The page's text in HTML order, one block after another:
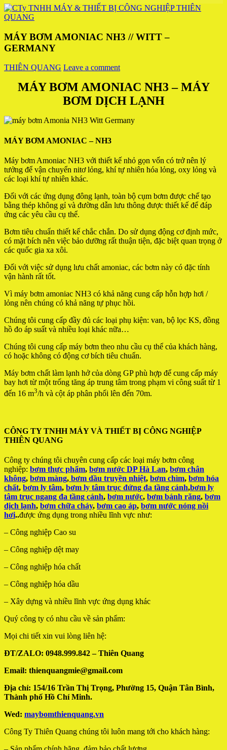
MÁY BƠM AMONIAC NH3 // WITT –
GERMANY
THIÊN QUANG Leave a comment
MÁY BƠM AMONIAC NH3 – MÁY
BƠM DỊCH LẠNH
MÁY BƠM AMONIAC – NH3
Máy bơm Amoniac NH3 với thiết kế nhỏ gọn vốn có trở nên lý
tưởng để vận chuyển nitơ lỏng, khí tự nhiên hóa lỏng, oxy lỏng và
các loại khí tự nhiên khác.
Đối với các ứng dụng đông lạnh, toàn bộ cụm bơm được chế tạo
bằng thép không gỉ và đường dẫn lưu thông được thiết kế để đáp
ứng các yêu cầu cụ thể.
Bơm tiêu chuẩn thiết kế chắc chắn. Do sử dụng động cơ định mức,
có mặt bích nên việc bảo dưỡng rất thuận tiện, đặc biệt quan trọng ở
các quốc gia xa xôi.
Đối với việc sử dụng lưu chất amoniac, các bơm này có đặc tính
vận hành rất tốt.
Vì máy bơm amoniac NH3 có khả năng cung cấp hỗn hợp hơi /
lỏng nên chúng có khả năng tự phục hồi.
Chúng tôi cung cấp đầy đủ các loại phụ kiện: van, bộ lọc KS, đồng
hồ đo áp suất và nhiều loại khác nữa…
Chúng tôi cung cấp máy bơm theo nhu cầu cụ thể của khách hàng,
có hoặc không có động cơ bích tiêu chuẩn.
Máy bơm chất làm lạnh hở của dòng GP phù hợp để cung cấp máy
bay hơi từ một trống tăng áp trung tâm trong phạm vi công suất từ 1
đến 16 m3/h và cột áp phân phối lên đến 70m.
CÔNG TY TNHH MÁY VÀ THIẾT BỊ CÔNG NGHIỆP
THIÊN QUANG
Công ty chúng tôi chuyên cung cấp các loại máy bơm công
nghiệp: bơm thực phẩm, bơm nước DP Hà Lan, bơm chân
không, bơm màng, bơm dầu truyền nhiệt, bơm chìm, bơm hóa
chất, bơm ly tâm, bơm ly tâm trục đứng đa tầng cánh,bơm ly
tâm trục ngang đa tầng cánh, bơm nước, bơm bánh răng, bơm
dịch lạnh, bơm chữa cháy, bơm cao áp, bơm nước nóng nồi
hơi..được ứng dụng trong nhiều lĩnh vực như:
– Công nghiệp Cao su
– Công nghiệp dệt may
– Công nghiệp hóa chất
– Công nghiệp hóa dầu
– Xây dựng và nhiều lĩnh vực ứng dụng khác
Quý công ty có nhu cầu về sản phẩm:
Mọi chi tiết xin vui lòng liên hệ:
ĐT/ZALO: 0948.999.842 – Thiên Quang
Email: thienquangmie@gmail.com
Địa chỉ: 154/16 Trần Thị Trọng, Phường 15, Quận Tân Bình,
Thành phố Hồ Chí Minh.
Wed: maybomthienquang.vn
Công Ty Thiên Quang chúng tôi luôn mang tới cho khách hàng: